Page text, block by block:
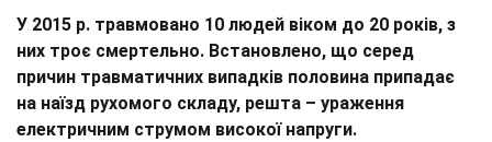
У 2015 р. травмовано 10 людей віком до 20 років, з
них троє смертельно. Встановлено, що серед
причин травматичних випадків половина припадає
на наїзд рухомого складу, решта – ураження
електричним струмом високої напруги.